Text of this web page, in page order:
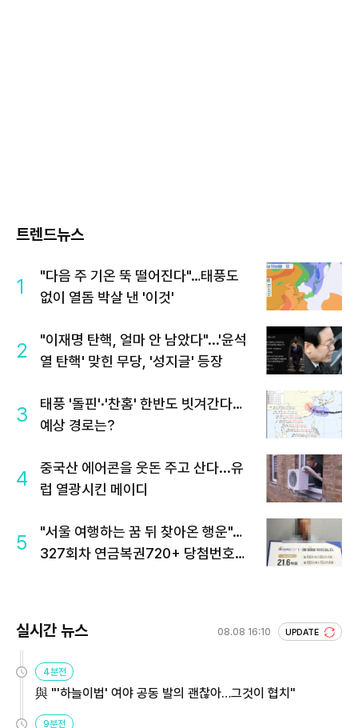
트렌드뉴스
1
"다음 주 기온 뚝 떨어진다"…태풍도
없이 열돔 박살 낸 '이것'
2
"이재명 탄핵, 얼마 안 남았다"...'윤석
열 탄핵' 맞힌 무당, '성지글' 등장
3
태풍 '돌핀'·'찬홈' 한반도 빗겨간다…
예상 경로는?
4
중국산 에어콘을 웃돈 주고 산다...유
럽 열광시킨 메이디
5
"서울 여행하는 꿈 뒤 찾아온 행운"…
327회차 연금복권720+ 당첨번호조
실시간 뉴스 08.08 16:10 UPDATE
4분전
與 "'하늘이법' 여야 공동 발의 괜찮아…그것이 협치"
9분전